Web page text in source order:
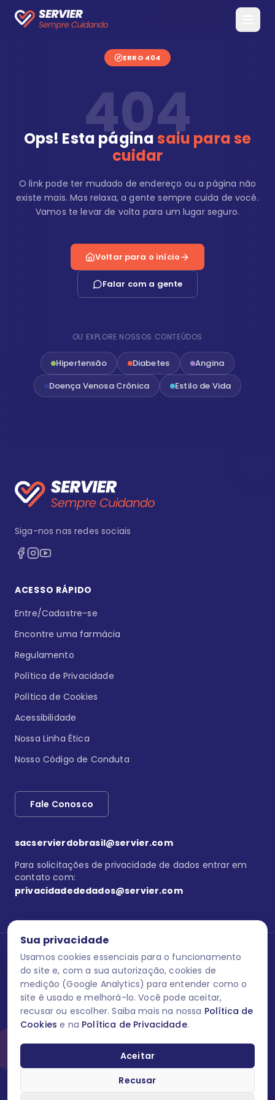
Sua privacidade
Usamos cookies essenciais para o funcionamento
do site e, com a sua autorização, cookies de
medição (Google Analytics) para entender como o
site é usado e melhorá-lo. Você pode aceitar,
recusar ou escolher. Saiba mais na nossa Política de
Cookies e na Política de Privacidade.
Aceitar
Recusar
ERRO 404
404
Ops! Esta páginasaiu para se
cuidar
O link pode ter mudado de endereço ou a página não
existe mais. Mas relaxa, a gente sempre cuida de você.
Vamos te levar de volta para um lugar seguro.
Voltar para o início
Falar com a gente
OU EXPLORE NOSSOS CONTEÚDOS
Hipertensão Diabetes
Angina
Doença Venosa Crônica
Estilo de Vida
Siga-nos nas redes sociais
ACESSO RÁPIDO
Entre/Cadastre-se
Encontre uma farmácia
Regulamento
Política de Privacidade
Política de Cookies
Acessibilidade
Nossa Linha Ética
Nosso Código de Conduta
Fale Conosco
sacservierdobrasil@servier.com
Para solicitações de privacidade de dados entrar em
contato com:
privacidadededados@servier.com
Se estiver no programa semprecuidando, comunique aquiuma
reação adversa com os produtos Servier. Este site contém
informações para o público leigo e para os profissionais de saúde
do Brasil habilitados a prescrever medicamentos. M-AS ONE-BR-
202606-00013 / Agosto 2026.
O laboratório Servier do Brasil respeita os seus dados! Caso deseje
dados pessoais você pode fazê-lo a qualquer momento entrando
em contato através do site www.semprecuidando.com.br na opção
fale conosco.